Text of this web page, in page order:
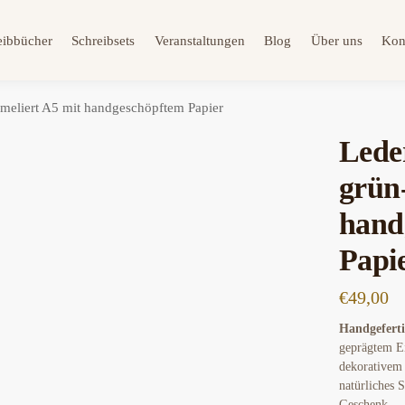
Schreibsets Veranstaltungen Blog Über uns
A5 mit handgeschöpftem Papier
€49,00
geprägtem
dekorativem
natürliches